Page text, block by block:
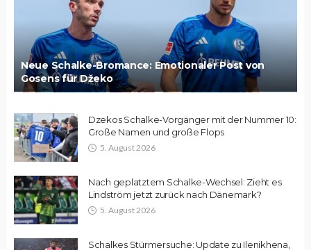
Neue Schalke-Bromance: Emotionaler Post von
Gosens für Džeko
Dzekos Schalke-Vorgänger mit der Nummer 10:
Große Namen und große Flops
5. August 2026
Nach geplatztem Schalke-Wechsel: Zieht es
Lindström jetzt zurück nach Dänemark?
5. August 2026
Schalkes Stürmersuche: Update zu Ilenikhena,